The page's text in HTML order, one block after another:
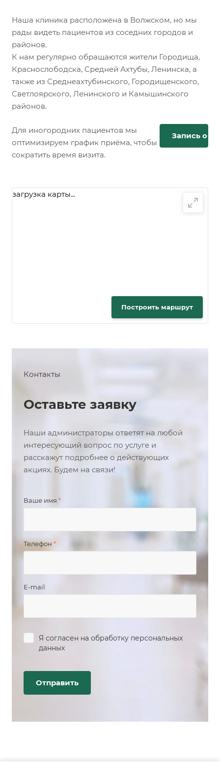
Наша клиника расположена в Волжском, но мы
рады видеть пациентов из соседних городов и
районов.
К нам регулярно обращаются жители Городища,
Краснослободска, Средней Ахтубы, Ленинска, а
также из Среднеахтубинского, Городищенского,
Светлоярского, Ленинского и Камышинского
районов.
Для иногородних пациентов мы
оптимизируем график приёма, чтобы
сократить время визита.
Запись
загрузка карты...
Построить маршрут
Контакты
Оставьте заявку
Наши администраторы ответят на любой
интересующий вопрос по услуге и
расскажут подробнее о действующих
акциях. Будем на связи!
Ваше имя *
Телефон *
E-mail
Я согласен на обработку персональных
данных